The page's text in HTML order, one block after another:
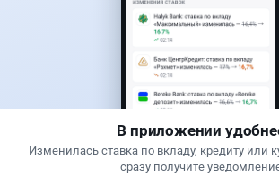
5 августа 2026 г., 13:10
Alatau City Bank разыгрывает 33
какие условия скрываются в
В приложении
Изменилась ставка по вкладу, кредиту или
сразу получите